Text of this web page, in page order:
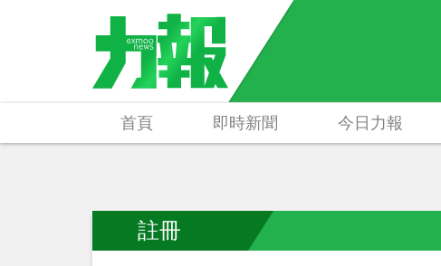
首頁 即時新聞 今日力報
註冊